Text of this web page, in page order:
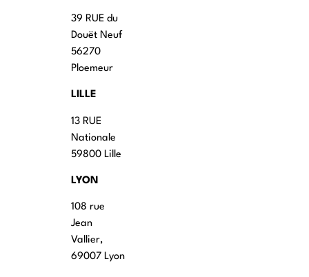
39 RUE du
Douët Neuf
56270
Ploemeur
LILLE
13 RUE
Nationale
59800 Lille
LYON
108 rue
Jean
Vallier,
69007 Lyon